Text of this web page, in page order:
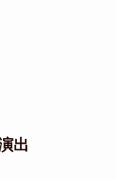
出